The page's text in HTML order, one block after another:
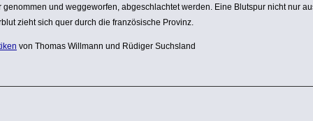
genommen und wegge­worfen, abge­schlachtet werden. Eine Blutspur nicht nur
zieht sich quer durch die fran­zö­si­sche Provinz.
von Thomas Willmann und Rüdiger Suchsland